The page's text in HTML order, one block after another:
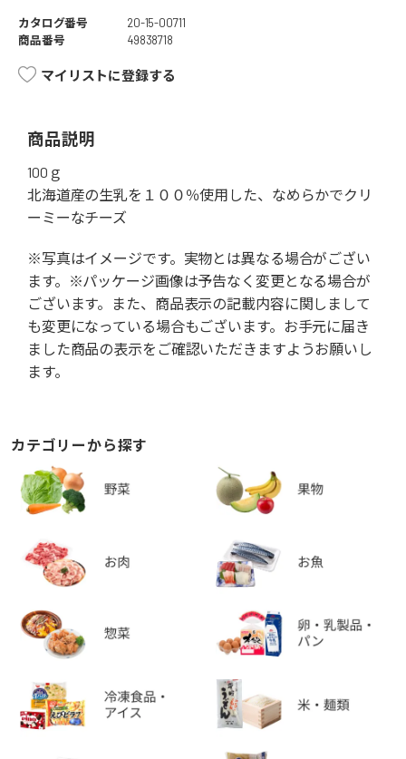
カタログ番号
20-15-00711
商品番号
49838718
マイリストに登録する
商品説明
100ｇ
北海道産の生乳を１００％使用した、なめらかでクリ
ーミーなチーズ
※写真はイメージです。実物とは異なる場合がござい
ます。※パッケージ画像は予告なく変更となる場合が
ございます。また、商品表示の記載内容に関しまして
も変更になっている場合もございます。お手元に届き
ました商品の表示をご確認いただきますようお願いし
ます。
カテゴリーから探す